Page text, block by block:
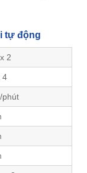
tự động
2
4
phút